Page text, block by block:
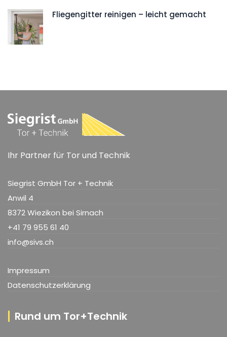
Fliegengitter reinigen – leicht gemacht
Ihr Partner für Tor und Technik
Siegrist GmbH Tor + Technik
Anwil 4
8372 Wiezikon bei Sirnach
+41 79 955 61 40
info@sivs.ch
Impressum
Datenschutzerklärung
Rund um Tor+Technik